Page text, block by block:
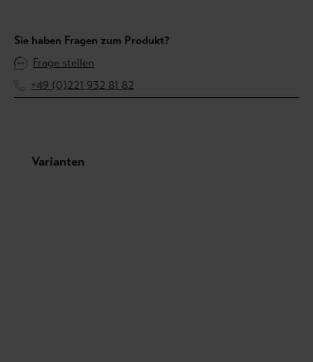
Sie haben Fragen zum Produkt?
Frage stellen
+49 (0)221 932 81 82
Produktgalerie überspringen
Varianten